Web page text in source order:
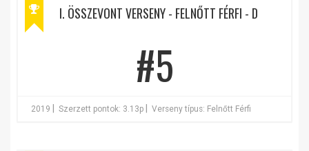
I. ÖSSZEVONT VERSENY - FELNŐTT FÉRFI - D
#5
2019 Szerzett pontok: 3.13p Verseny típus: Felnőtt Férfi